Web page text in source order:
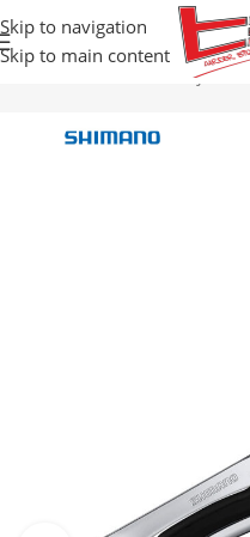
Skip to navigation
Skip to main content
Početna
Djelovi